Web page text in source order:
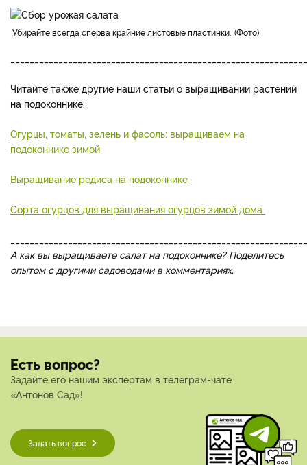
Убирайте всегда сперва крайние листовые пластинки. Фото
Читайте также другие наши статьи о выращивании растений
на подоконнике:
Огурцы, томаты, зелень и фасоль: выращиваем на
подоконнике зимой
Выращивание редиса на подоконнике
Сорта огурцов для выращивания огурцов зимой дома
А как вы выращиваете салат на подоконнике? Поделитесь
опытом с другими садоводами в комментариях.
Есть вопрос?
Задайте его нашим экспертам в телеграм-чате
«Антонов Сад»!
Задать вопрос